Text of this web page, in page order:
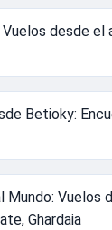
Vuelos desde
Betioky:
Mundo: Vuelos
Ghardaia